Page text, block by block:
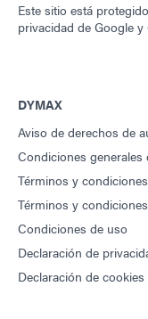
Este sitio está
privacidad de Google y
DYMAX
Aviso de derechos de
Condiciones generales
Términos y
Términos y
Condiciones de uso
Declaración de
Declaración de cookies